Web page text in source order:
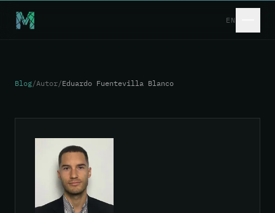
EN
Blog/Autor/Eduardo Fuentevilla Blanco